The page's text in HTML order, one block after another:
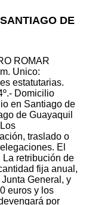
DE
ROMAR
Unico:
estatutarias.
Domicilio
en Santiago de
de Guayaquil
traslado o
El
La retribución de
fija anual,
General, y
euros y los
por